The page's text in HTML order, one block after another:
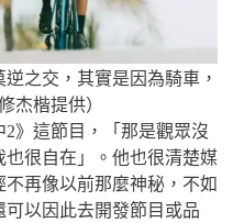
之交，其實是因為騎車，
杰楷提供）
》這節目，「那是觀眾沒
很自在」。他也很清楚媒
再像以前那麼神秘，不如
以因此去開發節目或品